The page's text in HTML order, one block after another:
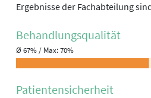
Ergebnisse der Fachabteilung
Behandlungs­qualität
Ø 67% / Max: 70%
Patienten­sicherheit